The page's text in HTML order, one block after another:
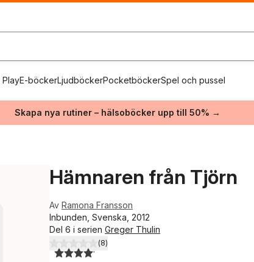
PlayE-böckerLjudböckerPocketböckerSpel och pussel
Skapa nya rutiner – hälsoböcker upp till 50% →
Hämnaren från Tjörn
Av Ramona Fransson
Inbunden, Svenska, 2012
Del 6 i serien Greger Thulin
4,1utav 5 stjärnor. Totalt antal röster:
(8)